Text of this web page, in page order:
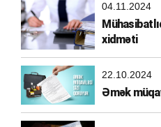
04.11.2024
xidməti
22.10.2024
Əmək